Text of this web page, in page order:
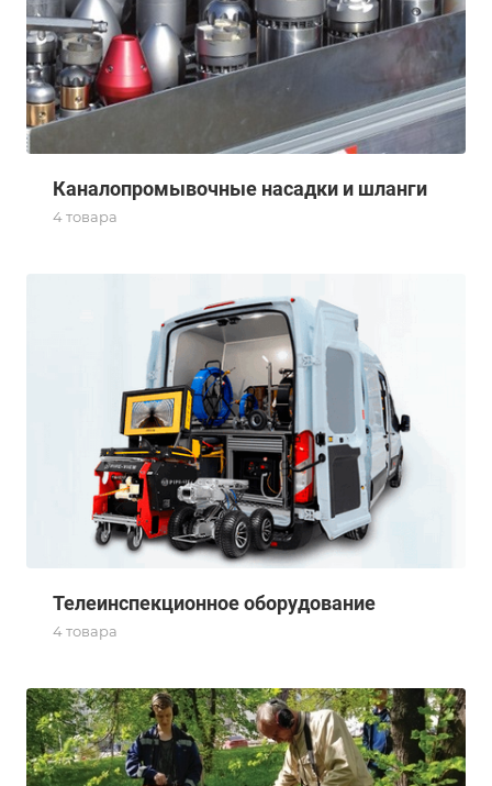
Каналопромывочные насадки и шланги
4 товара
Телеинспекционное оборудование
4 товара